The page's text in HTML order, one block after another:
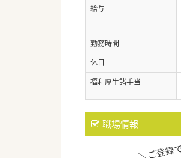
給与
勤務時間
休日
福利厚生諸手当
職場情報